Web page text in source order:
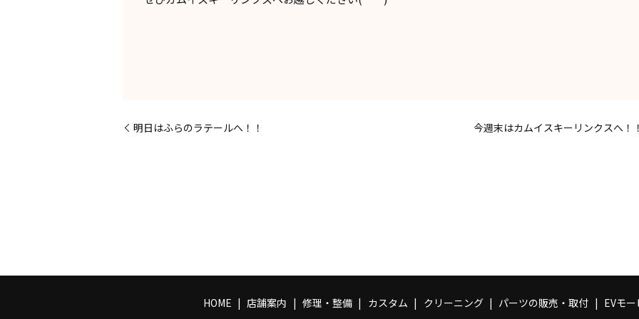
明日はふらのラテールへ！！ 今週末はカムイスキーリンクスへ！！
HOME 店舗案内 修理・整備 カスタム クリーニング パーツの販売・取付
EVモ